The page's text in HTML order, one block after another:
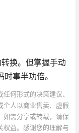
换。但掌握手动
事半功倍。
何形式的决策建议、
个人以商业售卖、虚假
如需分享或转载，请保
权益。感谢您的理解与